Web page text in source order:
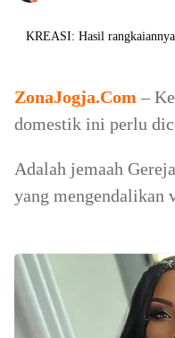
KREASI: Hasil rangkaiannya
ZonaJogja.Com –
domestik ini perlu
Adalah jemaah
yang mengendalikan